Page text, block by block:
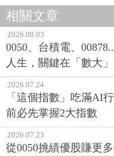
相關文章
2026.08.03
0050、台積電、
人生，關鍵在「數大」
2026.07.24
「這個指數」吃滿AI
前必先掌握2大指數
2026.07.23
從0050挑績優股賺更